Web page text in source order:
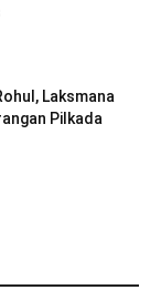
Laksmana
Pilkada